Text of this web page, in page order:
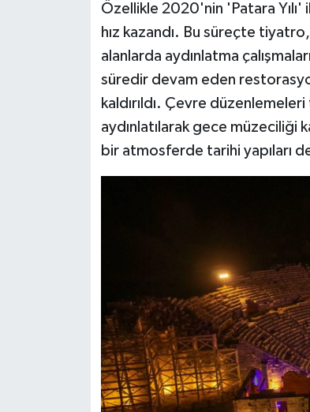
Özellikle 2020'nin 'Patara Yılı'
hız kazandı. Bu süreçte
alanlarda aydınlatma
süredir devam eden
kaldırıldı. Çevre düzenlemeleri
aydınlatılarak gece müzeciliği
bir atmosferde tarihi yapıları